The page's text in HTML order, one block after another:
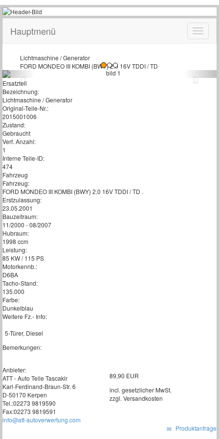
Hauptmenü
Lichtmaschine / Generator
FORD MONDEO III KOMBI (BWY) 2.0 16V TDDI / TD
Ersatzteil
Bezeichnung:
Lichtmaschine / Generator
Original-Teile-Nr.:
2015001006
Zustand:
Gebraucht
Verf. Anzahl:
1
Interne Teile-ID:
474
Fahrzeug
Fahrzeug:
FORD MONDEO III KOMBI (BWY) 2.0 16V TDDI / TD .
Erstzulassung:
23.05.2001
Bauzeitraum:
11/2000 - 08/2007
Hubraum:
1998 ccm
Leistung:
85 KW / 115 PS
Motorkennb.:
D6BA
Tacho-Stand:
135.000
Farbe:
Dunkelblau
Weitere Fz.- Info:
5-Türer, Diesel
Bemerkungen:
Anbieter:
ATT - Auto Teile Tascakir
Karl-Ferdinand-Braun-Str. 6
D-50170 Kerpen
Tel.:02273 9819590
Fax:02273 9819591
info@att-autoverwertung.com
89,90 EUR
incl. gesetzlicher MwSt.
zzgl. Versandkosten
Produktanfrage